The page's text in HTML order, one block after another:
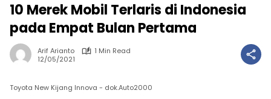
10 Merek Mobil Terlaris di Indonesia
pada Empat Bulan Pertama
Arif Arianto
1 Min Read
12/05/2021
Toyota New Kijang Innova - dok.Auto2000